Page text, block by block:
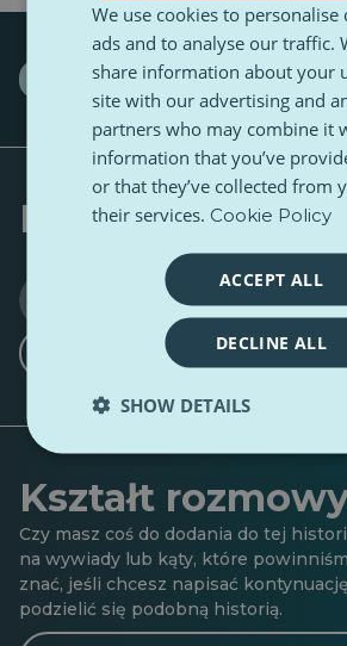
Europe Youth
Napisany przez
Martin Maška ·
0 Obserwujący·15
Kształt
Czy masz coś do dodania do tej
na wywiady lub kąty, które
znać, jeśli chcesz napisać
podzielić się podobną historią.
We use cookies to personalise
ads and to analyse our traffic.
share information about your
site with our advertising and
partners who may combine it
information that you’ve
or that they’ve collected from
their services. Cookie Policy
ACCEPT ALL
DECLINE ALL
SHOW DETAILS